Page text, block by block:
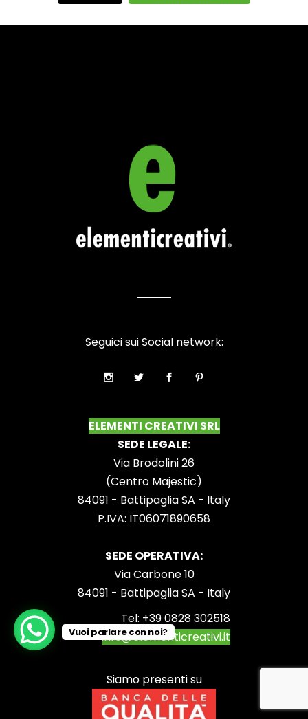
ELEMENTI CREATIVI SRL
SEDE LEGALE:
Via Brodolini 26
(Centro Majestic)
84091 - Battipaglia SA - Italy
P.IVA: IT06071890658
SEDE OPERATIVA:
Via Carbone 10
84091 - Battipaglia SA - Italy
Tel: +39 0828 302518
info@elementicreativi.it
Seguici sui Social network:
Siamo presenti su
Vuoi parlare con noi?